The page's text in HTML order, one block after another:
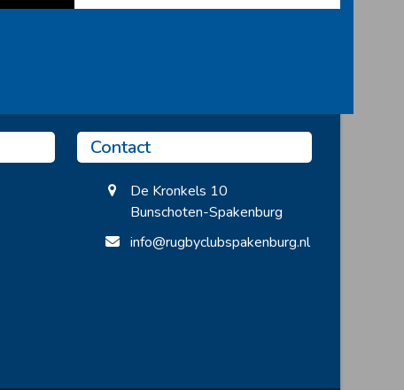
Contact
De Kronkels 10
Bunschoten-Spakenburg
info@rugbyclubspakenburg.nl